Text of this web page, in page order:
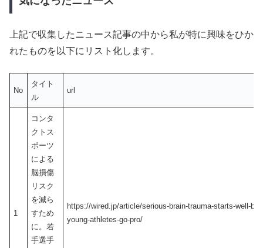
上記で収集したニュース記事の中から私が特に興味をひか
れたものを以下にリスト化します。
No
タイト
ル
url
1
コンタ
クトス
ポーツ
による
脳損傷
リスク
を減ら
すため
に。若
手選手
https://wired.jp/article/serious-brain-trauma-starts-well-
young-athletes-go-pro/